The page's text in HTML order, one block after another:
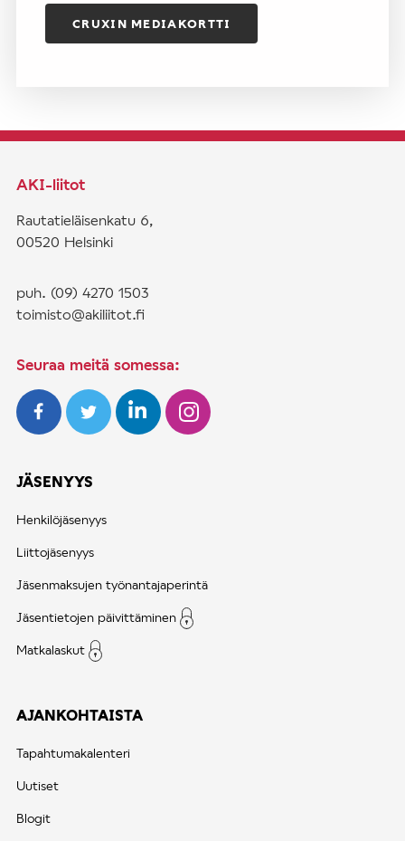
CRUXIN MEDIAKORTTI
AKI-liitot
Rautatieläisenkatu 6,
00520 Helsinki
puh. (09) 4270 1503
toimisto@akiliitot.fi
Seuraa meitä somessa:
JÄSENYYS
Henkilöjäsenyys
Liittojäsenyys
Jäsenmaksujen työnantajaperintä
Jäsentietojen päivittäminen
Matkalaskut
AJANKOHTAISTA
Tapahtumakalenteri
Uutiset
Blogit